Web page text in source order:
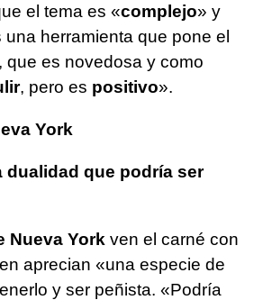
el tema es «complejo» y
herramienta que pone el
que es novedosa y como
, pero es positivo».
York
dualidad que podría ser
Nueva York ven el carné con
aprecian «una especie de
y ser peñista. «Podría